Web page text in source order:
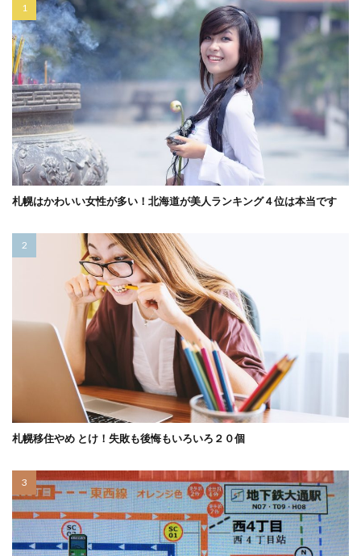
札幌はかわいい女性が多い！北海道が美人ランキング４位は本当です
札幌移住やめ とけ！失敗も後悔もいろいろ２０個